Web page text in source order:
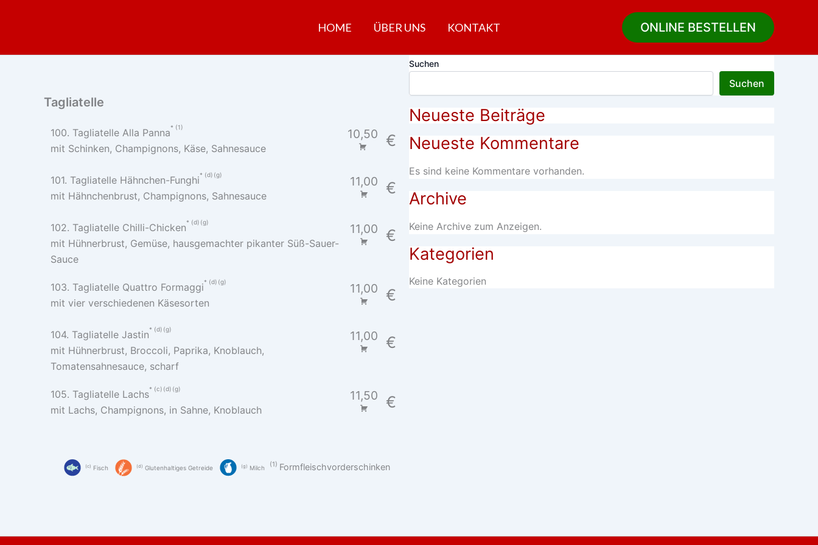
HOME ÜBER UNS KONTAKT ONLINE BESTELLEN
Tagliatelle
100. Tagliatelle Alla Panna 1 10,50 €
mit Schinken, Champignons, Käse, Sahnesauce
101. Tagliatelle Hähnchen-Funghi d g 11,00 €
mit Hähnchenbrust, Champignons, Sahnesauce
102. Tagliatelle Chilli-Chicken d g 11,00 €
mit Hühnerbrust, Gemüse, hausgemachter pikanter Süß-Sauer-
Sauce
103. Tagliatelle Quattro Formaggi d g 11,00 €
mit vier verschiedenen Käsesorten
104. Tagliatelle Jastin d g 11,00 €
mit Hühnerbrust, Broccoli, Paprika, Knoblauch,
Tomatensahnesauce, scharf
105. Tagliatelle Lachs c d g 11,50 €
mit Lachs, Champignons, in Sahne, Knoblauch
c Fisch d Glutenhaltiges Getreide g Milch 1 Formfleischvorderschinken
Suchen
Suchen
Neueste Beiträge
Neueste Kommentare
Es sind keine Kommentare vorhanden.
Archive
Keine Archive zum Anzeigen.
Kategorien
Keine Kategorien